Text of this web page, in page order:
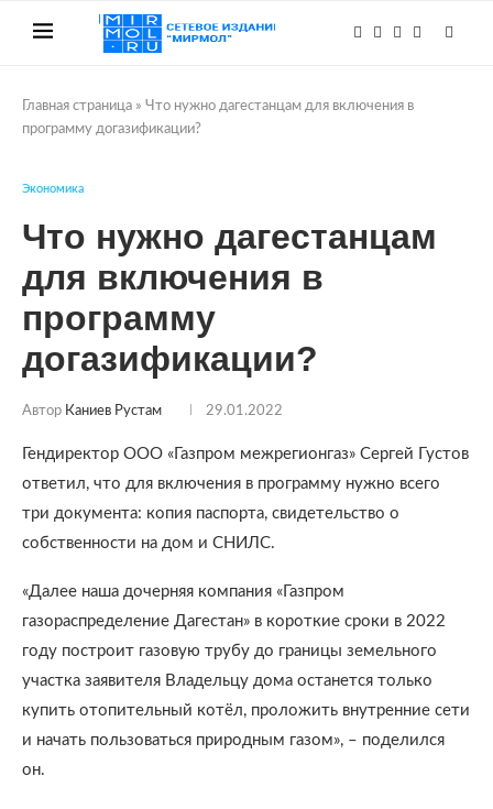
Главная страница » Что нужно дагестанцам для включения в
программу догазификации?
Экономика
Что нужно дагестанцам
для включения в
программу
догазификации?
Автор Каниев Рустам 29.01.2022
Гендиректор ООО «Газпром межрегионгаз» Сергей Густов
ответил, что для включения в программу нужно всего
три документа: копия паспорта, свидетельство о
собственности на дом и СНИЛС.
«Далее наша дочерняя компания «Газпром
газораспределение Дагестан» в короткие сроки в 2022
году построит газовую трубу до границы земельного
участка заявителя Владельцу дома останется только
купить отопительный котёл, проложить внутренние сети
и начать пользоваться природным газом», – поделился
он.